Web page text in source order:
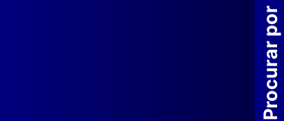
Procurar por